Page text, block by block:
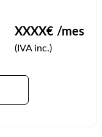
XXXX€ /mes
(IVA inc.)